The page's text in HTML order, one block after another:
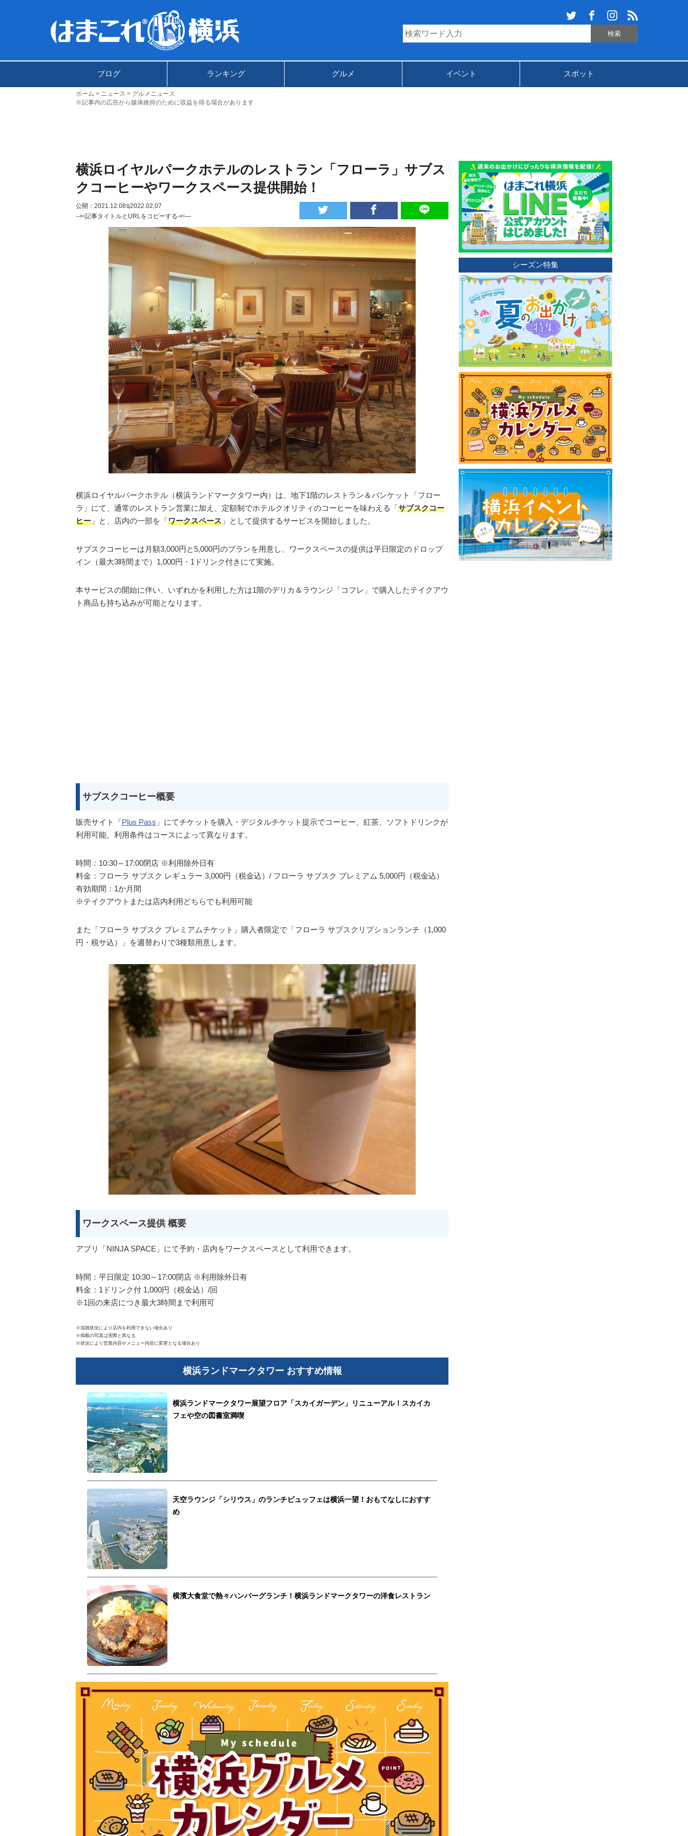
ブログ ランキング グルメ イベント スポット
ホーム ニュース
グルメニュース
※記事内の広告から媒体維持のために収益を得る場合があります
横浜ロイヤルパークホテルのレストラン「フローラ」サブス
クコーヒーやワークスペース提供開始！
公開：2021.12.08ಇ2022.02.07
--✄記事タイトルとURLをコピーする-✄—
横浜ロイヤルパークホテル（横浜ランドマークタワー内）は、地下1階のレストラン＆バンケット「フロー
ラ」にて、通常のレストラン営業に加え、定額制でホテルクオリティのコーヒーを味わえる「サブスクコー
ヒー 」と、店内の一部を「ワークスペース 」として提供するサービスを開始しました。
サブスクコーヒーは月額3,000円と5,000円のプランを用意し、ワークスペースの提供は平日限定のドロップ
イン（最大3時間まで）1,000円・1ドリンク付きにて実施。
本サービスの開始に伴い、いずれかを利用した方は1階のデリカ＆ラウンジ「コフレ」で購入したテイクアウ
ト商品も持ち込みが可能となります。
サブスクコーヒー概要
販売サイト「Plus Pass 」にてチケットを購入・デジタルチケット提示でコーヒー、紅茶、ソフトドリンクが
利用可能。利用条件はコースによって異なります。
時間：10:30～17:00閉店 ※利用除外日有
料金：フローラ サブスク レギュラー 3,000円（税金込）/ フローラ サブスク プレミアム 5,000円（税金込）
有効期間：1か月間
※テイクアウトまたは店内利用どちらでも利用可能
また「フローラ サブスク プレミアムチケット」購入者限定で「フローラ サブスクリプションランチ（1,000
円・税サ込）」を週替わりで3種類用意します。
ワークスペース提供 概要
アプリ「NINJA SPACE」にて予約・店内をワークスペースとして利用できます。
時間：平日限定 10:30～17:00閉店 ※利用除外日有
料金：1ドリンク付 1,000円（税金込）/回
※1回の来店につき最大3時間まで利用可
※混雑状況により店内を利用できない場合あり
※掲載の写真は実際と異なる
※状況により営業内容やメニュー内容に変更となる場合あり
横浜ランドマークタワー おすすめ情報
横浜ランドマークタワー展望フロア「スカイガーデン」リニューアル！スカイカ
フェや空の図書室満喫
天空ラウンジ「シリウス」のランチビュッフェは横浜一望！おもてなしにおすす
め
横濱大食堂で熱々ハンバーグランチ！横浜ランドマークタワーの洋食レストラン
シーズン特集